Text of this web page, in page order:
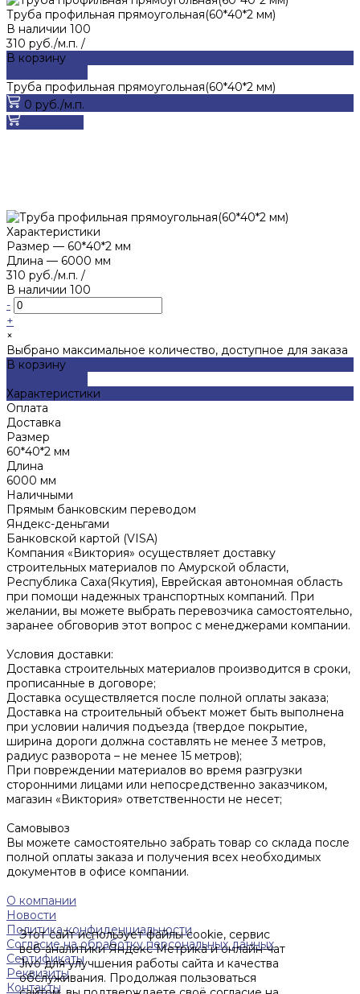
Труба профильная прямоугольная(60*40*2 мм)
В наличии 100
310 руб./м.п. /
В корзину
Труба профильная прямоугольная(60*40*2 мм)
0 руб./м.п.
Характеристики
Размер — 60*40*2 мм
Длина — 6000 мм
310 руб./м.п. /
В наличии 100
-
+
×
Выбрано максимальное количество, доступное для заказа
В корзину
Характеристики
Оплата
Доставка
Размер
60*40*2 мм
Длина
6000 мм
Наличными
Прямым банковским переводом
Яндекс-деньгами
Банковской картой (VISA)
Компания «Виктория» осуществляет доставку
строительных материалов по Амурской области,
Республика Саха(Якутия), Еврейская автономная область
при помощи надежных транспортных компаний. При
желании, вы можете выбрать перевозчика самостоятельно,
заранее обговорив этот вопрос с менеджерами компании.
Условия доставки:
Доставка строительных материалов производится в сроки,
прописанные в договоре;
Доставка осуществляется после полной оплаты заказа;
Доставка на строительный объект может быть выполнена
при условии наличия подъезда (твердое покрытие,
ширина дороги должна составлять не менее 3 метров,
радиус разворота – не менее 15 метров);
При повреждении материалов во время разгрузки
сторонними лицами или непосредственно заказчиком,
магазин «Виктория» ответственности не несет;
Самовывоз
Вы можете самостоятельно забрать товар со склада после
полной оплаты заказа и получения всех необходимых
документов в офисе компании.
О компании
Новости
Политика конфиденциальности
Согласие на обработку персональных данных
Сертификаты
Реквизиты
Контакты
Этот сайт использует файлы cookie, сервис
веб-аналитики Яндекс Метрика и онлайн-чат
Jivo для улучшения работы сайта и качества
обслуживания. Продолжая пользоваться